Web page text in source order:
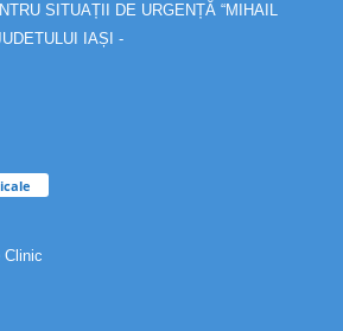
SITUAȚII DE URGENȚĂ “MIHAIL
IAȘI -
Clinic